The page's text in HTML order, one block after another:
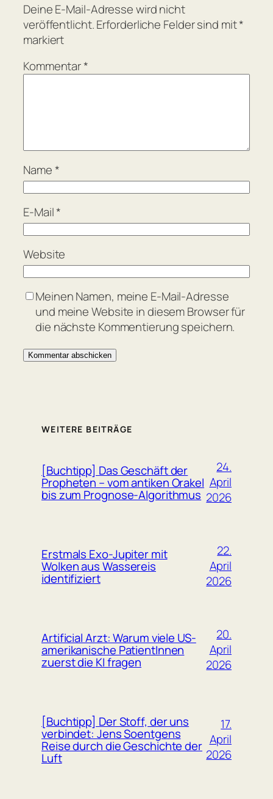
Deine E-Mail-Adresse wird nicht
veröffentlicht.Erforderliche Felder sind mit*
markiert
Kommentar*
Name*
E-Mail*
Website
Meinen Namen, meine E-Mail-Adresse
und meine Website in diesem Browser für
die nächste Kommentierung speichern.
WEITERE BEITRÄGE
[Buchtipp] Das Geschäft der
Propheten – vom antiken Orakel
bis zum Prognose-Algorithmus
24.
April
2026
Erstmals Exo-Jupiter mit
Wolken aus Wassereis
identifiziert
22.
April
2026
Artificial Arzt: Warum viele US-
amerikanische PatientInnen
zuerst die KI fragen
20.
April
2026
[Buchtipp] Der Stoff, der uns
verbindet: Jens Soentgens
Reise durch die Geschichte der
Luft
17.
April
2026